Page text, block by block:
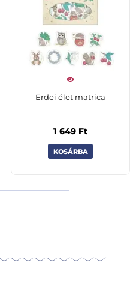
Erdei élet matrica
1 649 Ft
KOSÁRBA